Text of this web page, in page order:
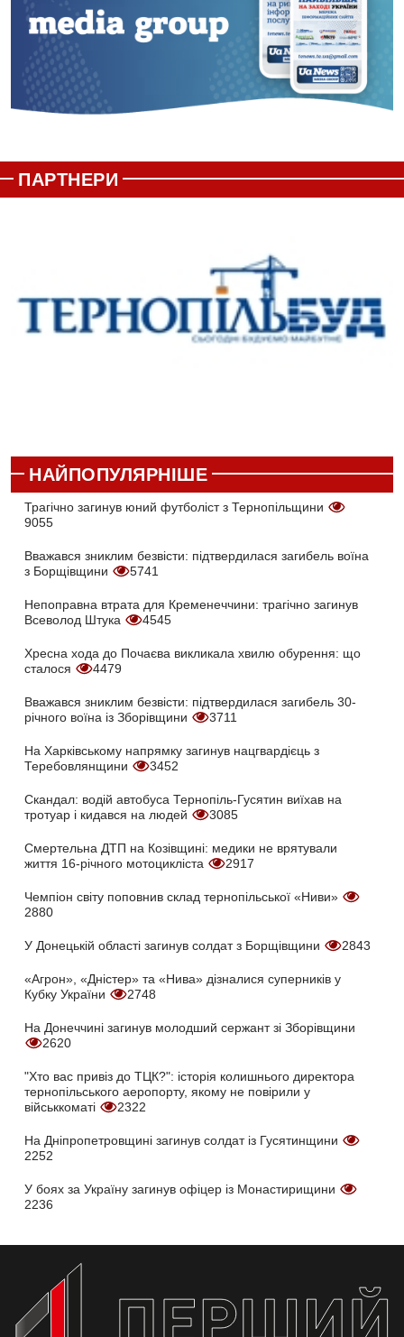
ПАРТНЕРИ
НАЙПОПУЛЯРНІШЕ
Трагічно загинув юний футболіст з Тернопільщини
9055
Вважався зниклим безвісти: підтвердилася загибель воїна
з Борщівщини
5741
Непоправна втрата для Кременеччини: трагічно загинув
Всеволод Штука
4545
Хресна хода до Почаєва викликала хвилю обурення: що
сталося
4479
Вважався зниклим безвісти: підтвердилася загибель 30-
річного воїна із Зборівщини
3711
На Харківському напрямку загинув нацгвардієць з
Теребовлянщини
3452
Скандал: водій автобуса Тернопіль-Гусятин виїхав на
тротуар і кидався на людей
3085
Смертельна ДТП на Козівщині: медики не врятували
життя 16-річного мотоцикліста
2917
Чемпіон світу поповнив склад тернопільської «Ниви»
2880
У Донецькій області загинув солдат з Борщівщини 2843
«Агрон», «Дністер» та «Нива» дізналися суперників у
Кубку України
2748
На Донеччині загинув молодший сержант зі Зборівщини
2620
"Хто вас привіз до ТЦК?": історія колишнього директора
тернопільського аеропорту, якому не повірили у
військкоматі
2322
На Дніпропетровщині загинув солдат із Гусятинщини
2252
У боях за Україну загинув офіцер із Монастирищини
2236